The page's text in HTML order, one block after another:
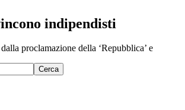
indipendisti
proclamazione della ‘Repubblica’ e
Cerca